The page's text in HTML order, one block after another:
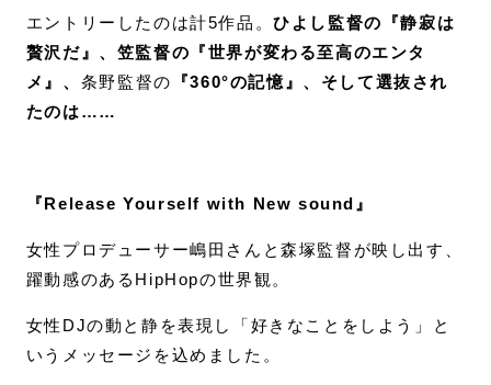
エントリーしたのは計5作品。ひよし監督の『静寂は
贅沢だ』、笠監督の『世界が変わる至高のエンタ
メ』、 条野監督の
『360°の記憶』、そして選抜され
たのは……
『Release Yourself with New sound』
女性プロデューサー嶋田さんと森塚監督が映し出す、
躍動感のあるHipHopの世界観。
女性DJの動と静を表現し「好きなことをしよう」と
いうメッセージを込めました。